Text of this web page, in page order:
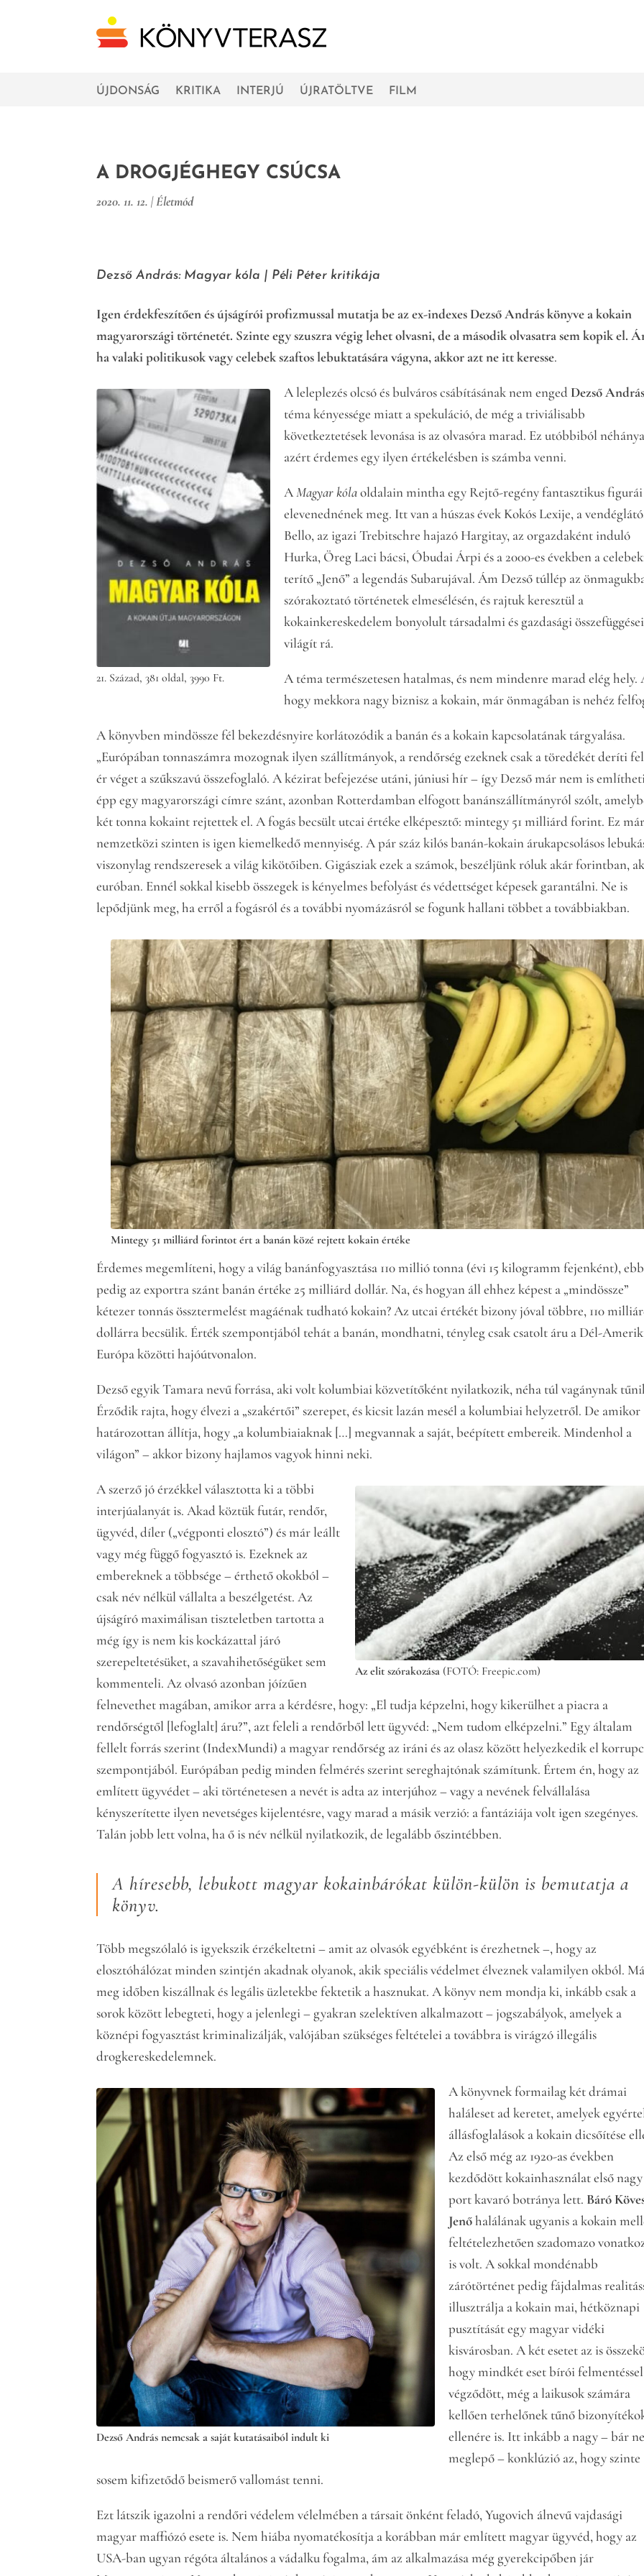
ÚJDONSÁG KRITIKA INTERJÚ ÚJRATÖLTVE FILM
A DROGJÉGHEGY CSÚCSA
2020. 11. 12. |Életmód
Dezső András: Magyar kóla | Péli Péter kritikája
Igen érdekfeszítően és újságírói profizmussal mutatja be az ex-indexes Dezső András könyve a kokain
magyarországi történetét. Szinte egy szuszra végig lehet olvasni, de a második olvasatra sem kopik el.
ha valaki politikusok vagy celebek szaftos lebuktatására vágyna, akkor azt ne itt keresse.
21. Század, 381 oldal, 3990 Ft.
A leleplezés olcsó és bulváros csábításának nem enged Dezső
téma kényessége miatt a spekuláció, de még a triviálisabb
következtetések levonása is az olvasóra marad. Ez utóbbiból
azért érdemes egy ilyen értékelésben is számba venni.
AMagyar kólaoldalain mintha egy Rejtő-regény fantasztikus figurái
elevenednének meg. Itt van a húszas évek Kokós Lexije, a
Bello, az igazi Trebitschre hajazó Hargitay, az orgazdaként induló
Hurka, Öreg Laci bácsi, Óbudai Árpi és a 2000-es években a
terítő „Jenő” a legendás Subarujával. Ám Dezső túllép az
szórakoztató történetek elmesélésén, és rajtuk keresztül a
kokainkereskedelem bonyolult társadalmi és gazdasági
világít rá.
A téma természetesen hatalmas, és nem mindenre marad elég hely.
hogy mekkora nagy biznisz a kokain, már önmagában is nehéz
A könyvben mindössze fél bekezdésnyire korlátozódik a banán és a kokain kapcsolatának tárgyalása.
„Európában tonnaszámra mozognak ilyen szállítmányok, a rendőrség ezeknek csak a töredékét deríti
ér véget a szűkszavú összefoglaló. A kézirat befejezése utáni, júniusi hír – így Dezső már nem is
épp egy magyarországi címre szánt, azonban Rotterdamban elfogott banánszállítmányról szólt,
két tonna kokaint rejtettek el. A fogás becsült utcai értéke elképesztő: mintegy 51 milliárd forint. Ez
nemzetközi szinten is igen kiemelkedő mennyiség. A pár száz kilós banán-kokain árukapcsolásos
viszonylag rendszeresek a világ kikötőiben. Gigásziak ezek a számok, beszéljünk róluk akár forintban,
euróban. Ennél sokkal kisebb összegek is kényelmes befolyást és védettséget képesek garantálni. Ne is
lepődjünk meg, ha erről a fogásról és a további nyomázásról se fogunk hallani többet a továbbiakban.
Mintegy 51 milliárd forintot ért a banán közé rejtett kokain értéke
Érdemes megemlíteni, hogy a világ banánfogyasztása 110 millió tonna (évi 15 kilogramm fejenként),
pedig az exportra szánt banán értéke 25 milliárd dollár. Na, és hogyan áll ehhez képest a „mindössze”
kétezer tonnás össztermelést magáénak tudható kokain? Az utcai értékét bizony jóval többre, 110
dollárra becsülik. Érték szempontjából tehát a banán, mondhatni, tényleg csak csatolt áru a Dél-
Európa közötti hajóútvonalon.
Dezső egyik Tamara nevű forrása, aki volt kolumbiai közvetítőként nyilatkozik, néha túl vagánynak
Érződik rajta, hogy élvezi a „szakértői” szerepet, és kicsit lazán mesél a kolumbiai helyzetről. De amikor
határozottan állítja, hogy „a kolumbiaiaknak […] megvannak a saját, beépített embereik. Mindenhol a
világon” – akkor bizony hajlamos vagyok hinni neki.
Az elit szórakozása (FOTÓ: Freepic.com)
A szerző jó érzékkel választotta ki a többi
interjúalanyát is. Akad köztük futár, rendőr,
ügyvéd, díler („végponti elosztó”) és már leállt
vagy még függő fogyasztó is. Ezeknek az
embereknek a többsége – érthető okokból –
csak név nélkül vállalta a beszélgetést. Az
újságíró maximálisan tiszteletben tartotta a
még így is nem kis kockázattal járó
szerepeltetésüket, a szavahihetőségüket sem
kommenteli. Az olvasó azonban jóízűen
felnevethet magában, amikor arra a kérdésre, hogy: „El tudja képzelni, hogy kikerülhet a piacra a
rendőrségtől [lefoglalt] áru?”, azt feleli a rendőrből lett ügyvéd: „Nem tudom elképzelni.” Egy általam
fellelt forrás szerint (IndexMundi) a magyar rendőrség az iráni és az olasz között helyezkedik el
szempontjából. Európában pedig minden felmérés szerint sereghajtónak számítunk. Értem én, hogy az
említett ügyvédet – aki történetesen a nevét is adta az interjúhoz – vagy a nevének felvállalása
kényszerítette ilyen nevetséges kijelentésre, vagy marad a másik verzió: a fantáziája volt igen szegényes.
Talán jobb lett volna, ha ő is név nélkül nyilatkozik, de legalább őszintébben.
A híresebb, lebukott magyar kokainbárókat külön-külön is bemutatja a
könyv.
Több megszólaló is igyekszik érzékeltetni – amit az olvasók egyébként is érezhetnek –, hogy az
elosztóhálózat minden szintjén akadnak olyanok, akik speciális védelmet élveznek valamilyen okból.
meg időben kiszállnak és legális üzletekbe fektetik a hasznukat. A könyv nem mondja ki, inkább csak a
sorok között lebegteti, hogy a jelenlegi – gyakran szelektíven alkalmazott – jogszabályok, amelyek a
köznépi fogyasztást kriminalizálják, valójában szükséges feltételei a továbbra is virágzó illegális
drogkereskedelemnek.
Dezső András nemcsak a saját kutatásaiból indult ki
A könyvnek formailag két drámai
haláleset ad keretet, amelyek
állásfoglalások a kokain dicsőítése
Az első még az 1920-as években
kezdődött kokainhasználat első nagy
port kavaró botránya lett. Báró
Jenőhalálának ugyanis a kokain
feltételezhetően szadomazo
is volt. A sokkal mondénabb
zárótörténet pedig fájdalmas
illusztrálja a kokain mai, hétköznapi
pusztítását egy magyar vidéki
kisvárosban. A két esetet az is
hogy mindkét eset bírói felmentéssel
végződött, még a laikusok számára
kellően terhelőnek tűnő
ellenére is. Itt inkább a nagy – bár
meglepő – konklúzió az, hogy szinte
sosem kifizetődő beismerő vallomást tenni.
Ezt látszik igazolni a rendőri védelem vélelmében a társait önként feladó, Yugovich álnevű vajdasági
magyar maffiózó esete is. Nem hiába nyomatékosítja a korábban már említett magyar ügyvéd, hogy az
USA-ban ugyan régóta általános a vádalku fogalma, ám az alkalmazása még gyerekcipőben jár